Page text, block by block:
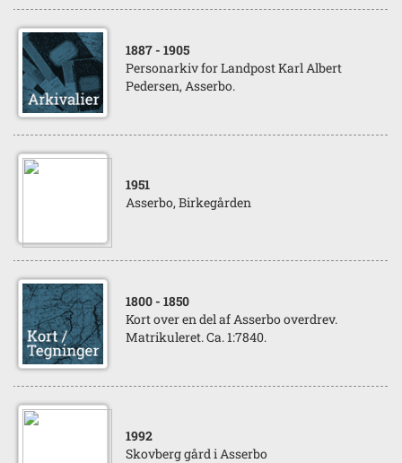
1887 - 1905
Personarkiv for Landpost Karl Albert
Pedersen, Asserbo.
1951
Asserbo, Birkegården
1800 - 1850
Kort over en del af Asserbo overdrev.
Matrikuleret. Ca. 1:7840.
1992
Skovberg gård i Asserbo